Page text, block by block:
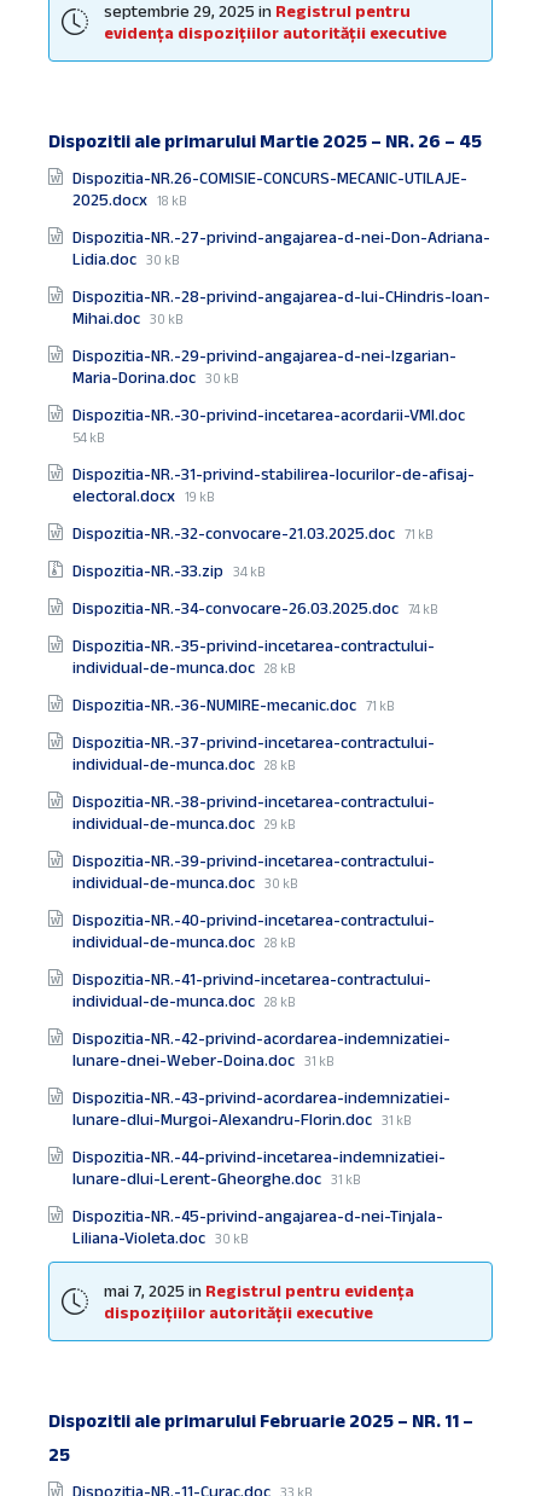
septembrie 29, 2025 in Registrul pentru
evidența dispozițiilor autorității executive
Dispozitii ale primarului Martie 2025 – NR. 26 – 45
Documente
Dispozitia-NR.26-COMISIE-CONCURS-MECANIC-UTILAJE-
2025.docx File
18 kB
Dispozitia-NR.-27-privind-angajarea-d-nei-Don-Adriana-
Lidia.doc File
30 kB
Dispozitia-NR.-28-privind-angajarea-d-lui-CHindris-Ioan-
Mihai.doc File
30 kB
Dispozitia-NR.-29-privind-angajarea-d-nei-Izgarian-
Maria-Dorina.doc File
30 kB
Dispozitia-NR.-30-privind-incetarea-acordarii-VMI.doc
54 kB
Dispozitia-NR.-31-privind-stabilirea-locurilor-de-afisaj-
electoral.docx File
19 kB
Dispozitia-NR.-32-convocare-21.03.2025.doc File
71 kB
Dispozitia-NR.-33.zip File
34 kB
Dispozitia-NR.-34-convocare-26.03.2025.doc File
74 kB
Dispozitia-NR.-35-privind-incetarea-contractului-
individual-de-munca.doc File
28 kB
Dispozitia-NR.-36-NUMIRE-mecanic.doc File
71 kB
Dispozitia-NR.-37-privind-incetarea-contractului-
individual-de-munca.doc File
28 kB
Dispozitia-NR.-38-privind-incetarea-contractului-
individual-de-munca.doc File
29 kB
Dispozitia-NR.-39-privind-incetarea-contractului-
individual-de-munca.doc File
30 kB
Dispozitia-NR.-40-privind-incetarea-contractului-
individual-de-munca.doc File
28 kB
Dispozitia-NR.-41-privind-incetarea-contractului-
individual-de-munca.doc File
28 kB
Dispozitia-NR.-42-privind-acordarea-indemnizatiei-
lunare-dnei-Weber-Doina.doc File
31 kB
Dispozitia-NR.-43-privind-acordarea-indemnizatiei-
lunare-dlui-Murgoi-Alexandru-Florin.doc File
31 kB
Dispozitia-NR.-44-privind-incetarea-indemnizatiei-
lunare-dlui-Lerent-Gheorghe.doc File
31 kB
Dispozitia-NR.-45-privind-angajarea-d-nei-Tinjala-
Liliana-Violeta.doc File
size:
30 kB
mai 7, 2025 in Registrul pentru evidența
dispozițiilor autorității executive
Dispozitii ale primarului Februarie 2025 – NR. 11 –
25
Dispozitia-NR.-11-Curac.doc File
33 kB